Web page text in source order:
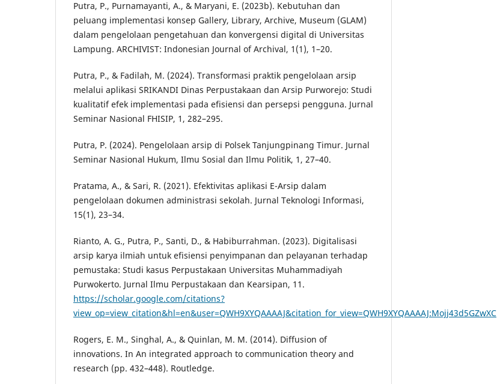
Putra, P., Purnamayanti, A., & Maryani, E. (2023b). Kebutuhan dan
peluang implementasi konsep Gallery, Library, Archive, Museum (GLAM)
dalam pengelolaan pengetahuan dan konvergensi digital di Universitas
Lampung. ARCHIVIST: Indonesian Journal of Archival, 1(1), 1–20.
Putra, P., & Fadilah, M. (2024). Transformasi praktik pengelolaan arsip
melalui aplikasi SRIKANDI Dinas Perpustakaan dan Arsip Purworejo: Studi
kualitatif efek implementasi pada efisiensi dan persepsi pengguna. Jurnal
Seminar Nasional FHISIP, 1, 282–295.
Putra, P. (2024). Pengelolaan arsip di Polsek Tanjungpinang Timur. Jurnal
Seminar Nasional Hukum, Ilmu Sosial dan Ilmu Politik, 1, 27–40.
Pratama, A., & Sari, R. (2021). Efektivitas aplikasi E-Arsip dalam
pengelolaan dokumen administrasi sekolah. Jurnal Teknologi Informasi,
15(1), 23–34.
Rianto, A. G., Putra, P., Santi, D., & Habiburrahman. (2023). Digitalisasi
arsip karya ilmiah untuk efisiensi penyimpanan dan pelayanan terhadap
pemustaka: Studi kasus Perpustakaan Universitas Muhammadiyah
Purwokerto. Jurnal Ilmu Perpustakaan dan Kearsipan, 11.
https://scholar.google.com/citations?
view_op=view_citation&hl=en&user=QWH9XYQAAAAJ&citation_for_view=QWH9XYQAAAAJ:Mojj43d5GZwXC
Rogers, E. M., Singhal, A., & Quinlan, M. M. (2014). Diffusion of
innovations. In An integrated approach to communication theory and
research (pp. 432–448). Routledge.